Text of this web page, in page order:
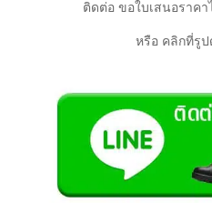
ติดต่อ ขอใบเสนอราค
หรือ คลิกที่รูป